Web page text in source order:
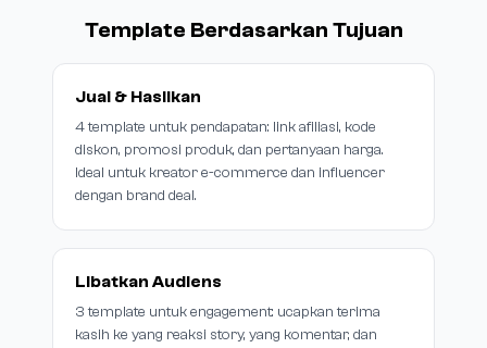
Template Berdasarkan Tujuan
Jual & Hasilkan
4 template untuk pendapatan: link afiliasi, kode
diskon, promosi produk, dan pertanyaan harga.
Ideal untuk kreator e-commerce dan influencer
dengan brand deal.
Libatkan Audiens
3 template untuk engagement: ucapkan terima
kasih ke yang reaksi story, yang komentar, dan